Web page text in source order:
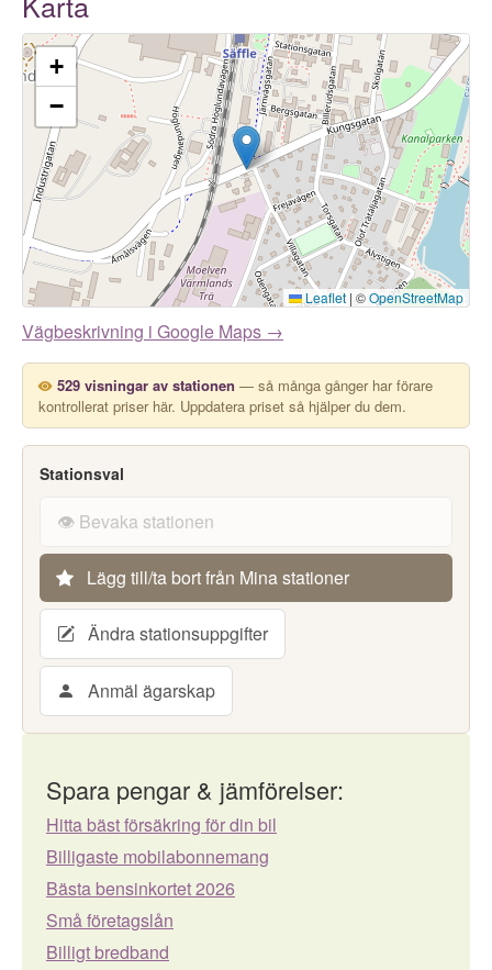
+
−
Leaflet | ©OpenStreetMap
Vägbeskrivning i Google Maps →
529 visningar av stationen — så många gånger har förare
kontrollerat priser här. Uppdatera priset så hjälper du dem.
Stationsval
👁️ Bevaka stationen
Lägg till/ta bort från Mina stationer
Ändra stationsuppgifter
Anmäl ägarskap
Spara pengar & jämförelser:
Hitta bäst försäkring för din bil
Billigaste mobilabonnemang
Bästa bensinkortet 2026
Små företagslån
Billigt bredband